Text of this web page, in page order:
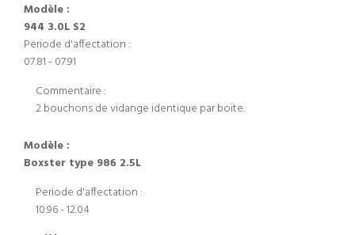
Modèle :
944 3.0L S2
Periode d'affectation :
07.81 - 07.91
Commentaire :
2 bouchons de vidange identique par boite.
Modèle :
Boxster type 986 2.5L
Periode d'affectation :
10.96 - 12.04